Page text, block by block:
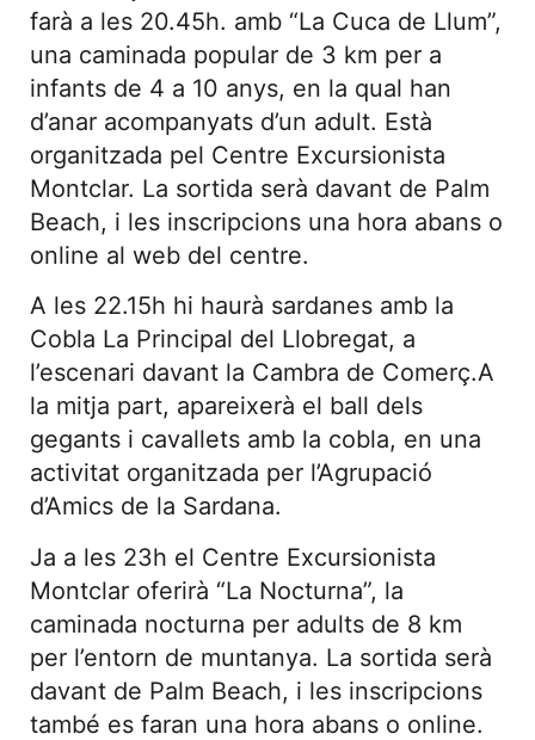
farà a les 20.45h. amb “La Cuca de Llum”,
una caminada popular de 3 km per a
infants de 4 a 10 anys, en la qual han
d’anar acompanyats d’un adult. Està
organitzada pel Centre Excursionista
Montclar. La sortida serà davant de Palm
Beach, i les inscripcions una hora abans o
online al web del centre.
A les 22.15h hi haurà sardanes amb la
Cobla La Principal del Llobregat, a
l’escenari davant la Cambra de Comerç.A
la mitja part, apareixerà el ball dels
gegants i cavallets amb la cobla, en una
activitat organitzada per l’Agrupació
d’Amics de la Sardana.
Ja a les 23h el Centre Excursionista
Montclar oferirà “La Nocturna”, la
caminada nocturna per adults de 8 km
per l’entorn de muntanya. La sortida serà
davant de Palm Beach, i les inscripcions
també es faran una hora abans o online.